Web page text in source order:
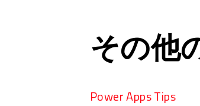
その他
Power Apps Tips